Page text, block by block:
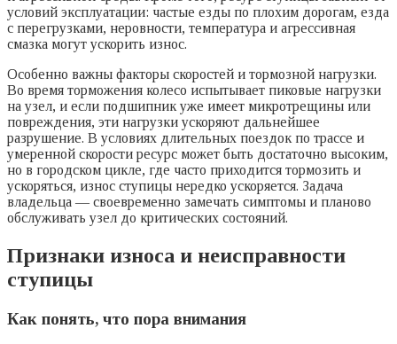
условий эксплуатации: частые езды по плохим дорогам, езда
с перегрузками, неровности, температура и агрессивная
смазка могут ускорить износ.
Особенно важны факторы скоростей и тормозной нагрузки.
Во время торможения колесо испытывает пиковые нагрузки
на узел, и если подшипник уже имеет микротрещины или
повреждения, эти нагрузки ускоряют дальнейшее
разрушение. В условиях длительных поездок по трассе и
умеренной скорости ресурс может быть достаточно высоким,
но в городском цикле, где часто приходится тормозить и
ускоряться, износ ступицы нередко ускоряется. Задача
владельца — своевременно замечать симптомы и планово
обслуживать узел до критических состояний.
Признаки износа и неисправности
ступицы
Как понять, что пора внимания